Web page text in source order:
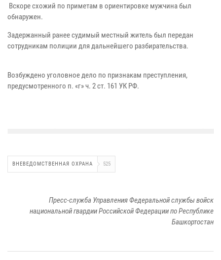
Вскоре схожий по приметам в ориентировке мужчина был
обнаружен.
Задержанный ранее судимый местный житель был передан
сотрудникам полиции для дальнейшего разбирательства.
Возбуждено уголовное дело по признакам преступления,
предусмотренного п. «г» ч. 2 ст. 161 УК РФ.
ВНЕВЕДОМСТВЕННАЯ ОХРАНА 525
Пресс-служба Управления Федеральной службы войск
национальной гвардии Российской Федерации по Республике
Башкортостан